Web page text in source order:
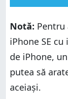
Pasul 1.
Pasul 2.
Pasul 3.
Ce vezi pe
la contul tău
diferit
Notă:
iPhone SE
de iPhone,
putea să
aceiași.